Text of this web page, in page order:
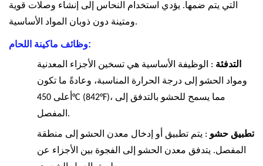
التي يتم ضمها. يؤدي استخدام النحاس إلى إنشاء وصلات قوية
ومتينة دون ذوبان المواد الأساسية.
وظائف ماكينة اللحام:
التدفئة : الوظيفة الأساسية هي تسخين الأجزاء المعدنية
ومواد الحشو إلى درجة الحرارة المناسبة، وعادةً ما تكون
أعلى 450°C (842°F)، مما يسمح للحشو بالتدفق إلى
المفصل.
تطبيق حشو : يتم تطبيق أو إدخال معدن الحشو إلى منطقة
المفصل. يتدفق معدن الحشو إلى الفجوة بين الأجزاء عن